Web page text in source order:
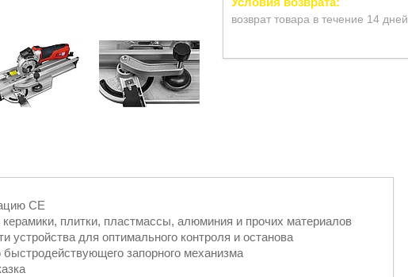
возврат товара в течение 14 дней
СЕ
плитки, пластмассы, алюминия и прочих материалов
устройства для оптимального контроля и останова
запорного механизма